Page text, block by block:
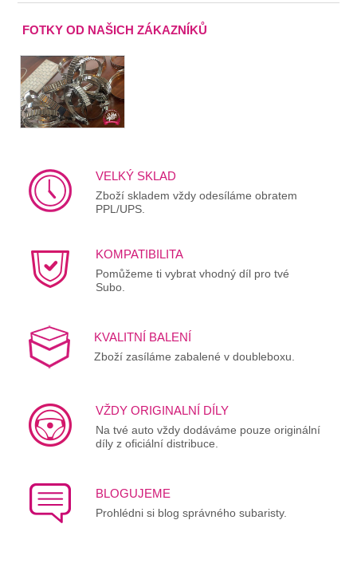
FOTKY OD NAŠICH ZÁKAZNÍKŮ
VELKÝ SKLAD
Zboží skladem vždy odesíláme obratem
PPL/UPS.
KOMPATIBILITA
Pomůžeme ti vybrat vhodný díl pro tvé
Subo.
KVALITNÍ BALENÍ
Zboží zasíláme zabalené v doubleboxu.
VŽDY ORIGINALNÍ DÍLY
Na tvé auto vždy dodáváme pouze originální
díly z oficiální distribuce.
BLOGUJEME
Prohlédni si blog správného subaristy.